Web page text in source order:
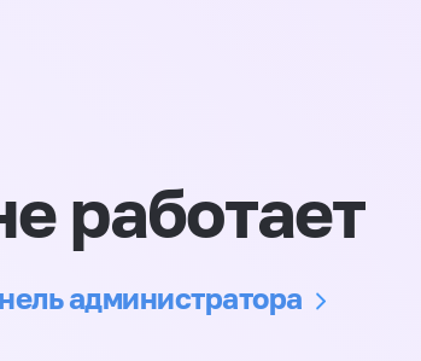
работает
администратора